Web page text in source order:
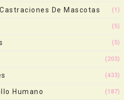
De Mascotas (1)
(5)
(5)
(203)
(433)
Humano (187)